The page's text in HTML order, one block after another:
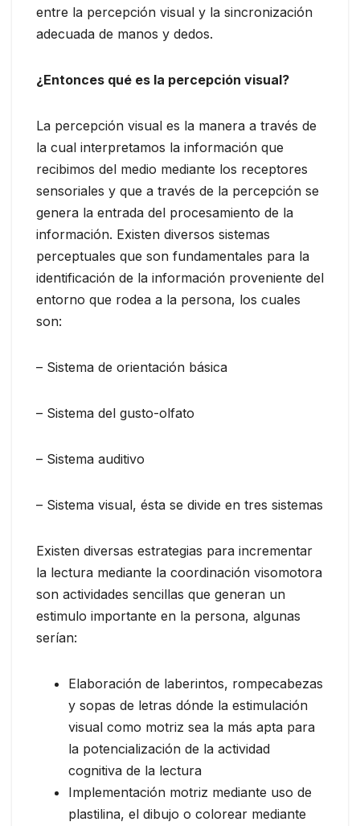
entre la percepción visual y la sincronización
adecuada de manos y dedos.
¿Entonces qué es la percepción visual?
La percepción visual es la manera a través de
la cual interpretamos la información que
recibimos del medio mediante los receptores
sensoriales y que a través de la percepción se
genera la entrada del procesamiento de la
información. Existen diversos sistemas
perceptuales que son fundamentales para la
identificación de la información proveniente del
entorno que rodea a la persona, los cuales
son:
– Sistema de orientación básica
– Sistema del gusto-olfato
– Sistema auditivo
– Sistema visual, ésta se divide en tres sistemas
Existen diversas estrategias para incrementar
la lectura mediante la coordinación visomotora
son actividades sencillas que generan un
estimulo importante en la persona, algunas
serían:
Elaboración de laberintos, rompecabezas
y sopas de letras dónde la estimulación
visual como motriz sea la más apta para
la potencialización de la actividad
cognitiva de la lectura
Implementación motriz mediante uso de
plastilina, el dibujo o colorear mediante